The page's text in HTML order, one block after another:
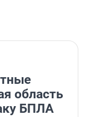
область
БПЛА